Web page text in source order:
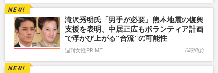
滝沢秀明氏「男手が必要」熊本地震の復興
支援を表明、中居正広もボランティア計画
で浮かび上がる“合流”の可能性
週刊女性PRIME 0時間前